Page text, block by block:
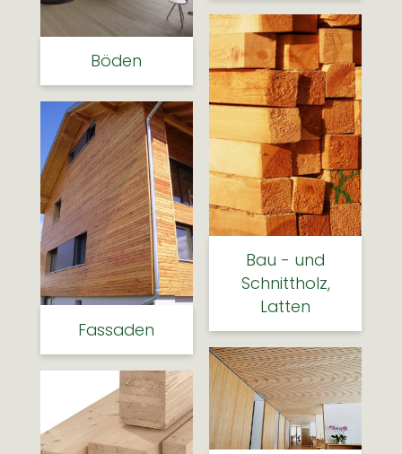
Böden
Fassaden
Bau - und
Schnittholz,
Latten